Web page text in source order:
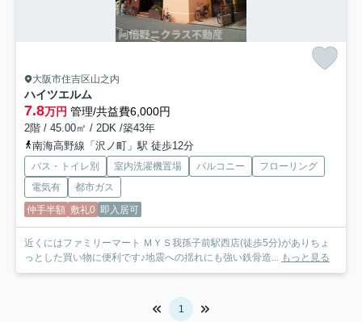
大阪市住吉区山之内
ハイツエルム
7.8万円 管理/共益費6,000円
2階 / 45.00㎡ / 2DK /築43年
南海高野線「沢ノ町」駅 徒歩12分
バス・トイレ別 室内洗濯機置場 バルコニー
フローリング
電気有
都市ガス
仲手半額 敷礼0 即入居可
近くにはファミリーマート ＭＹＳ我孫子前駅西店(徒歩5分)がありちょ
っとした買い物に便利です♪地震への揺れにも強い鉄骨造... もっと見る
1